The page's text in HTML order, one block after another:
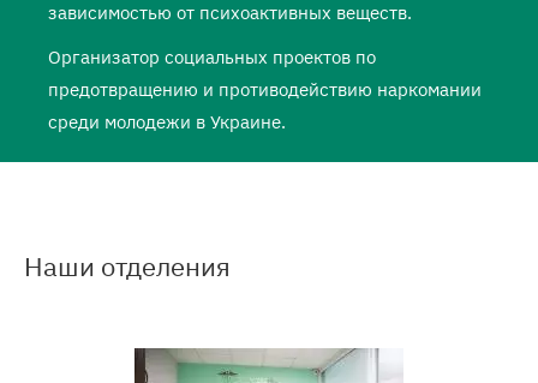
зависимостью от психоактивных веществ.
Организатор социальных проектов по
предотвращению и противодействию наркомании
среди молодежи в Украине.
Наши отделения